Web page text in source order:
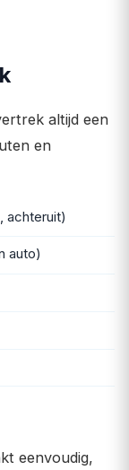
altijd een
en
achteruit)
auto)
eenvoudig,